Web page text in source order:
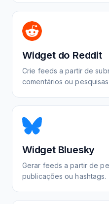
Widget do Reddit
Crie feeds a partir de
comentários ou
Widget Bluesky
Gerar feeds a partir de
publicações ou hashtags.